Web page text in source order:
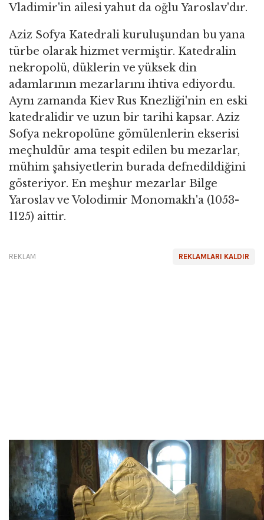
Vladimir'in ailesi yahut da oğlu Yaroslav'dır.
Aziz Sofya Katedrali kuruluşundan bu yana
türbe olarak hizmet vermiştir. Katedralin
nekropolü, düklerin ve yüksek din
adamlarının mezarlarını ihtiva ediyordu.
Aynı zamanda Kiev Rus Knezliği'nin en eski
katedralidir ve uzun bir tarihi kapsar. Aziz
Sofya nekropolüne gömülenlerin ekserisi
meçhuldür ama tespit edilen bu mezarlar,
mühim şahsiyetlerin burada defnedildiğini
gösteriyor. En meşhur mezarlar Bilge
Yaroslav ve Volodimir Monomakh'a (1053-
1125) aittir.
REKLAMLARI KALDIR
REKLAM